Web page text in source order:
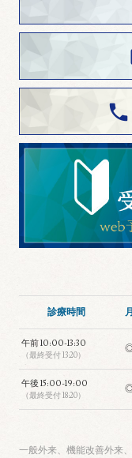

診療時間 月
午前10:00-13:30
（最終受付 13:20）
午後 15:00-19:00
（最終受付 18:20）
一般外来、機能改善外来